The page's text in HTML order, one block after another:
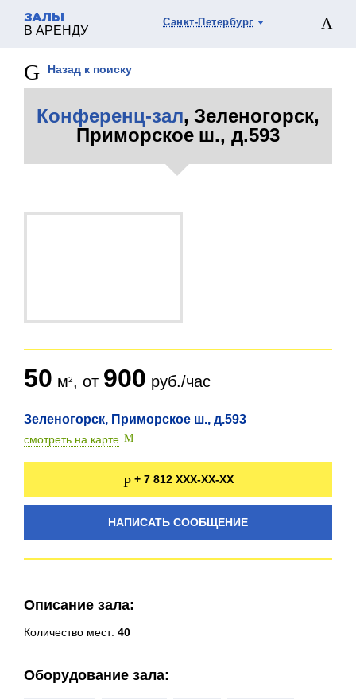
ЗАЛЫ
В АРЕНДУ
Санкт-Петербург
Назад к поиску
Конференц-зал, Зеленогорск,
Приморское ш., д.593
Зеленогорск, Приморское ш., д.593
смотреть на карте
50 м , от 900 руб./час
+ 7 812 XXX-XX-XX
НАПИСАТЬ СООБЩЕНИЕ
Описание зала:
Количество мест: 40
Оборудование зала: